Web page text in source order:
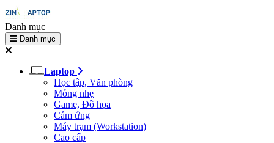
Danh mục
Danh mục
Laptop
Học tập, Văn phòng
Mỏng nhẹ
Game, Đồ họa
Cảm ứng
Máy trạm (Workstation)
Cao cấp